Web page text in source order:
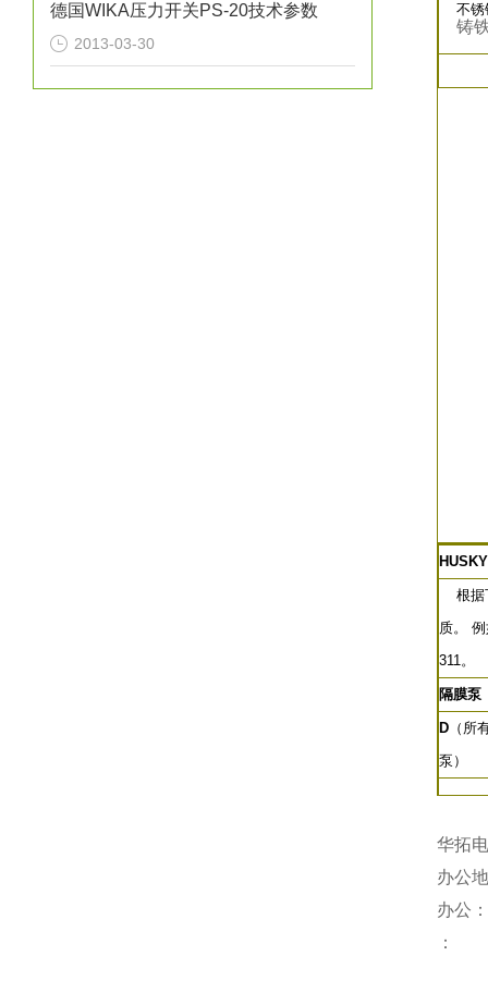
德国WIKA压力开关PS-20技术参数
2013-03-30
不锈
铸
根据
质。
311。
隔膜泵
D （所
泵）
华拓
办公
办公：
：